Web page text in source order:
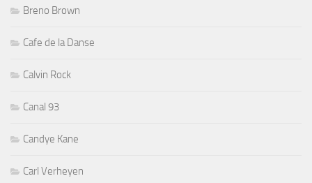
Breno Brown
Cafe de la Danse
Calvin Rock
Canal 93
Candye Kane
Carl Verheyen